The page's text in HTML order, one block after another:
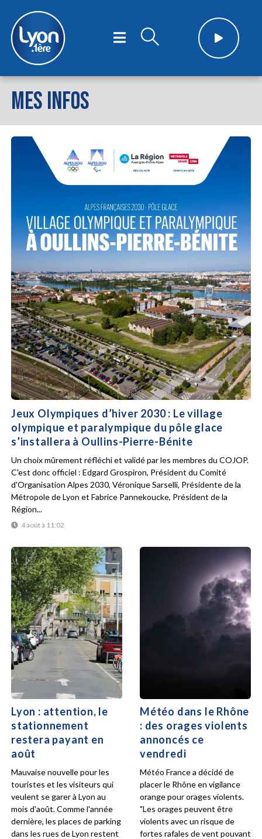
MES INFOS
Jeux Olympiques d’hiver 2030 : Le village
olympique et paralympique du pôle glace
s’installera à Oullins-Pierre-Bénite
4 août à 11:02
Un choix mûrement réfléchi et validé par les membres du COJOP.
C'est donc officiel : Edgard Grospiron, Président du Comité
d'Organisation Alpes 2030, Véronique Sarselli, Présidente de la
Métropole de Lyon et Fabrice Pannekoucke, Président de la
Région...
Lyon : attention, le
stationnement
restera payant en
août
Mauvaise nouvelle pour les
touristes et les visiteurs qui
veulent se garer à Lyon au
mois d'août. Comme l'année
dernière, les places de parking
dans les rues de Lyon restent
Météo dans le Rhône
: des orages violents
annoncés ce
vendredi
Météo France a décidé de
placer le Rhône en vigilance
orange pour orages violents.
"Les orages peuvent être
violents avec un risque de
fortes rafales de vent pouvant